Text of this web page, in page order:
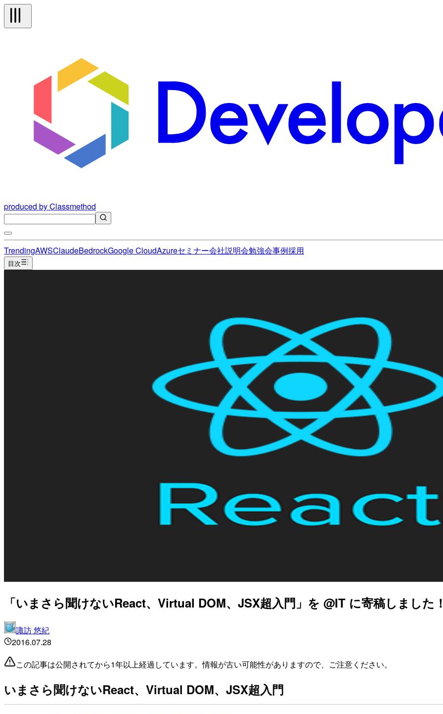
produced by Classmethod
TrendingAWSClaudeBedrockGoogle CloudAzureセミナー会社説明会勉強会事例採用
目次
「いまさら聞けないReact、Virtual DOM、JSX超入門」を @IT に寄稿しました
諏訪 悠紀
2016.07.28
この記事は公開されてから1年以上経過しています。情報が古い可能性がありますので、ご注意ください。
いまさら聞けないReact、Virtual DOM、JSX超入門